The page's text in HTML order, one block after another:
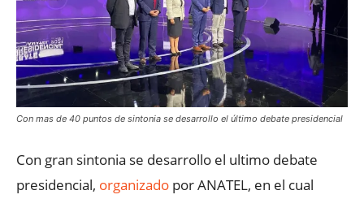
Con mas de 40 puntos de sintonia se desarrollo el último debate presidencial
Con gran sintonia se desarrollo el ultimo debate
presidencial, organizado por ANATEL, en el cual